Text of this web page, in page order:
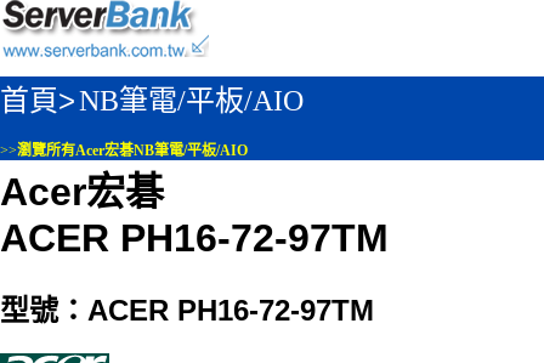
首頁>NB筆電/平板/AIO
>>瀏覽所有Acer宏碁NB筆電/平板/AIO
Acer宏碁
ACER PH16-72-97TM
型號：ACER PH16-72-97TM